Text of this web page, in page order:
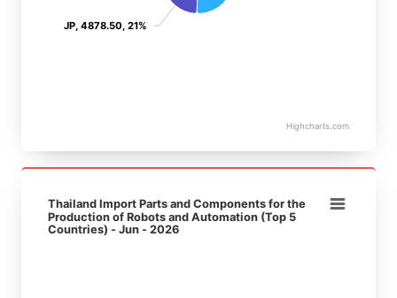
JP, 4878.50, 21%
JP, 4878.50, 21%
Highcharts.com
Thailand Import Parts and Components for the
Pie chart with 6 slices.
Thailand Import Parts and Components for the
Production of Robots and Automation (Top 5
Countries) - Jun - 2026